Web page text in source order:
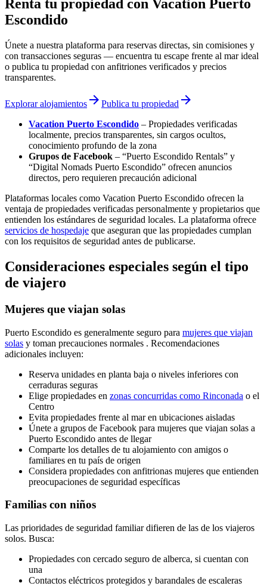
Renta tu propiedad con Vacation Puerto
Escondido
Únete a nuestra plataforma para reservas directas, sin comisiones y
con transacciones seguras — encuentra tu escape frente al mar ideal
o publica tu propiedad con anfitriones verificados y precios
transparentes.
Explorar alojamientos arrow_forward Publica tu propiedad arrow_forward
Vacation Puerto Escondido – Propiedades verificadas
localmente, precios transparentes, sin cargos ocultos,
conocimiento profundo de la zona
Grupos de Facebook – “Puerto Escondido Rentals” y
“Digital Nomads Puerto Escondido” ofrecen anuncios
directos, pero requieren precaución adicional
Plataformas locales como Vacation Puerto Escondido ofrecen la
ventaja de propiedades verificadas personalmente y propietarios que
entienden los estándares de seguridad locales. La plataforma ofrece
servicios de hospedaje que aseguran que las propiedades cumplan
con los requisitos de seguridad antes de publicarse.
Consideraciones especiales según el tipo
de viajero
Mujeres que viajan solas
Puerto Escondido es generalmente seguro para mujeres que viajan
solas y toman precauciones normales . Recomendaciones
adicionales incluyen:
Reserva unidades en planta baja o niveles inferiores con
cerraduras seguras
Elige propiedades en zonas concurridas como Rinconada o el
Centro
Evita propiedades frente al mar en ubicaciones aisladas
Únete a grupos de Facebook para mujeres que viajan solas a
Puerto Escondido antes de llegar
Comparte los detalles de tu alojamiento con amigos o
familiares en tu país de origen
Considera propiedades con anfitrionas mujeres que entienden
preocupaciones de seguridad específicas
Familias con niños
Las prioridades de seguridad familiar difieren de las de los viajeros
solos. Busca:
Propiedades con cercado seguro de alberca, si cuentan con
una
Contactos eléctricos protegidos y barandales de escaleras